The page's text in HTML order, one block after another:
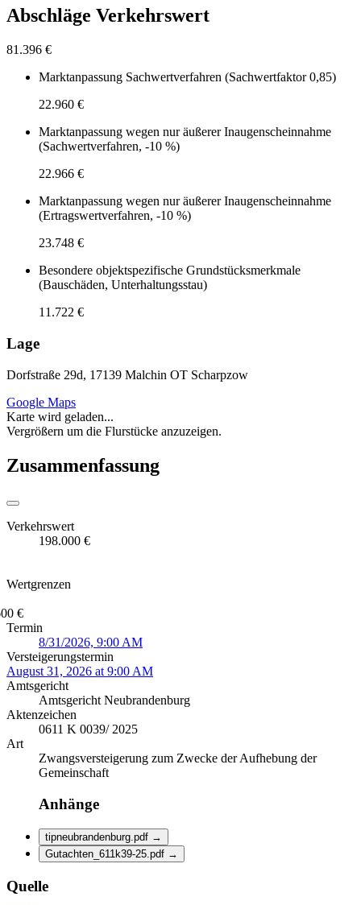
Abschläge Verkehrswert
81.396 €
Marktanpassung Sachwertverfahren (Sachwertfaktor 0,85)
22.960 €
Marktanpassung wegen nur äußerer Inaugenscheinnahme
(Sachwertverfahren, -10 %)
22.966 €
Marktanpassung wegen nur äußerer Inaugenscheinnahme
(Ertragswertverfahren, -10 %)
23.748 €
Besondere objektspezifische Grundstücksmerkmale
(Bauschäden, Unterhaltungsstau)
11.722 €
Lage
Dorfstraße 29d, 17139 Malchin OT Scharpzow
Google Maps
Karte wird geladen...
Vergrößern um die Flurstücke anzuzeigen.
Zusammenfassung
Verkehrswert
198.000 €
Wertgrenzen
€
Termin
8/31/2026, 9:00 AM
Versteigerungstermin
August 31, 2026 at 9:00 AM
Amtsgericht
Amtsgericht Neubrandenburg
Aktenzeichen
0611 K 0039/ 2025
Art
Zwangsversteigerung zum Zwecke der Aufhebung der
Gemeinschaft
Anhänge
tipneubrandenburg.pdf →
Gutachten_611k39-25.pdf →
Quelle